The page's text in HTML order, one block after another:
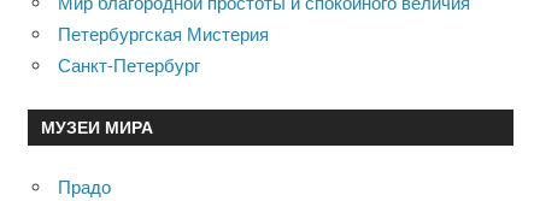
Петербургская Мистерия
Санкт-Петербург
МУЗЕИ МИРА
Прадо